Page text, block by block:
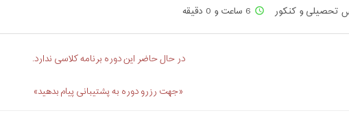
تحصیلی و کنکور access_time 6 ساعت و 0 دقیقه
در حال حاضر این دوره برنامه کلاسی ندارد.
«جهت رزرو دوره به پشتیبانی پیام بدهید»